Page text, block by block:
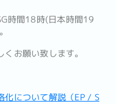
時間18時(日本時間19
お願い致します。
化について解説（EP / S